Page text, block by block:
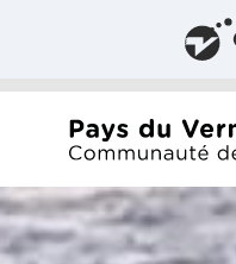
Aller au menu
Office du tourisme